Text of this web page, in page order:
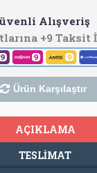
Alışveriş
+9 Taksit
Ürün Karşılaştır
AÇIKLAMA
TESLIMAT